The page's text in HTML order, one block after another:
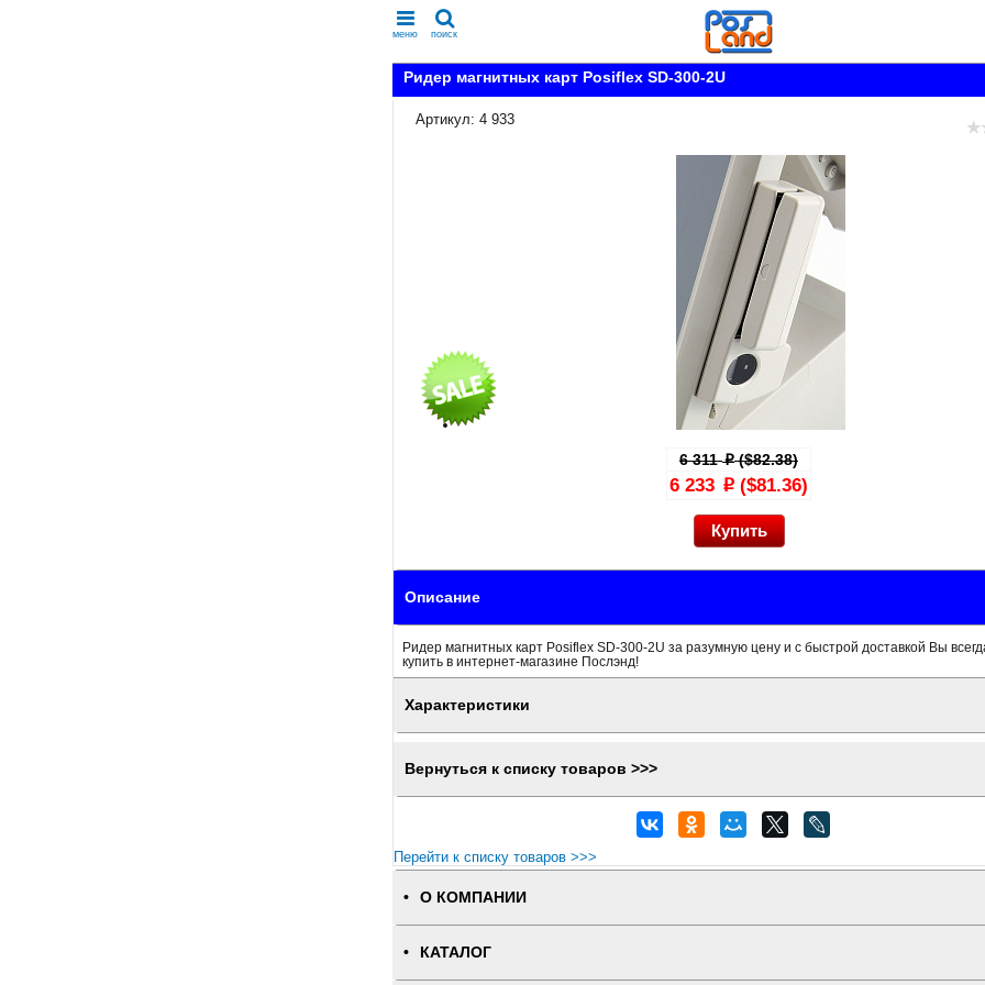
меню поиск
Ридер магнитных карт Posiflex SD-300-2U
Артикул: 4 933
6 311p($82.38)
6 233 p ($81.36)
Описание
Ридер магнитных карт Posiflex SD-300-2U за разумную цену и с быстрой доставкой Вы
купить в интернет-магазине Послэнд!
Характеристики
Вернуться к списку товаров >>>
Перейти к списку товаров >>>
О КОМПАНИИ
КАТАЛОГ